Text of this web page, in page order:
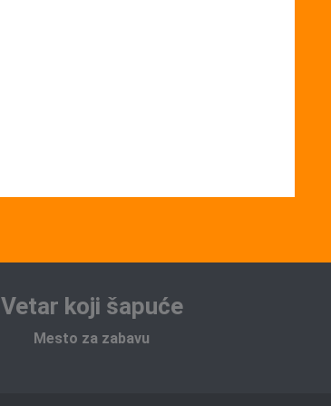
Vetar koji šapuće
Mesto za zabavu